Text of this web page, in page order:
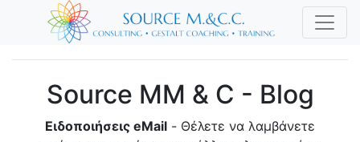
Source MM & C - Blog
Ειδοποιήσεις eMail - Θέλετε να λαμβάνετε